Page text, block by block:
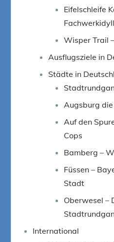
Eifelschleife
Wisper Trail
Ausflugsziele in
Städte in
Augsburg
Auf den
Cops
Bamberg –
Füssen –
Stadt
Oberwesel –
International